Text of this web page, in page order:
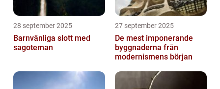
28 september 2025
Barnvänliga slott med
sagoteman
27 september 2025
De mest imponerande
byggnaderna från
modernismens början